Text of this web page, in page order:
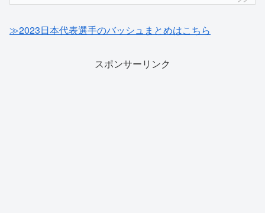
≫2023日本代表選手のバッシュまとめはこちら
スポンサーリンク